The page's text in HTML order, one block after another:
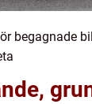
begagnade